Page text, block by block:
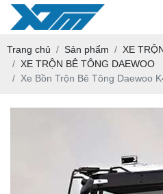
Trang chủ Sản phẩm
XE
XE TRỘN BÊ TÔNG DAEWOO
Xe Bồn Trộn Bê Tông Daewoo